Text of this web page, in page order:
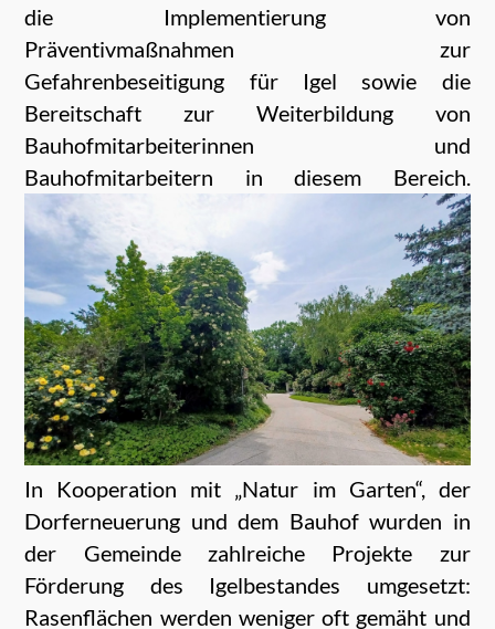
die Implementierung von
Präventivmaßnahmen zur
Gefahrenbeseitigung für Igel sowie die
Bereitschaft zur Weiterbildung von
Bauhofmitarbeiterinnen und
Bauhofmitarbeitern in diesem Bereich.
In Kooperation mit „Natur im Garten“, der
Dorferneuerung und dem Bauhof wurden in
der Gemeinde zahlreiche Projekte zur
Förderung des Igelbestandes umgesetzt:
Rasenflächen werden weniger oft gemäht und